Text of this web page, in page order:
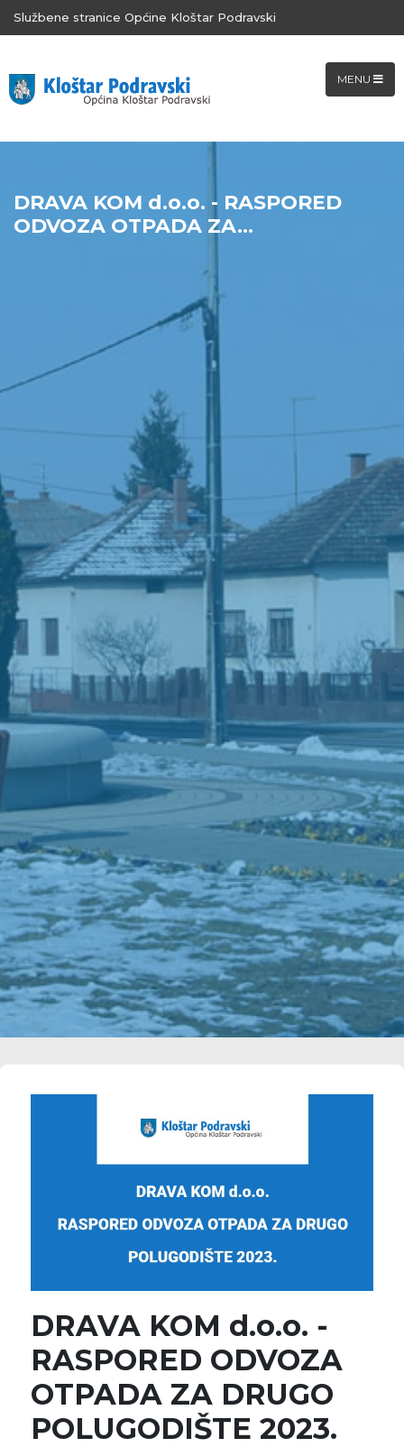
Službene stranice Općine Kloštar Podravski
MENU
DRAVA KOM d.o.o. - RASPORED
ODVOZA OTPADA ZA...
DRAVA KOM d.o.o. -
RASPORED ODVOZA
OTPADA ZA DRUGO
POLUGODIŠTE 2023.